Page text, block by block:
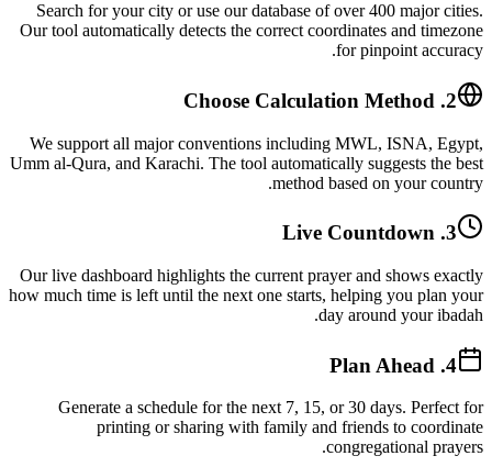
Search for your city or use our database of over 400 major cities.
Our tool automatically detects the correct coordinates and timezone
for pinpoint accuracy.
2. Choose Calculation Method
We support all major conventions including MWL, ISNA, Egypt,
Umm al-Qura, and Karachi. The tool automatically suggests the best
method based on your country.
3. Live Countdown
Our live dashboard highlights the current prayer and shows exactly
how much time is left until the next one starts, helping you plan your
day around your ibadah.
4. Plan Ahead
Generate a schedule for the next 7, 15, or 30 days. Perfect for
printing or sharing with family and friends to coordinate
congregational prayers.